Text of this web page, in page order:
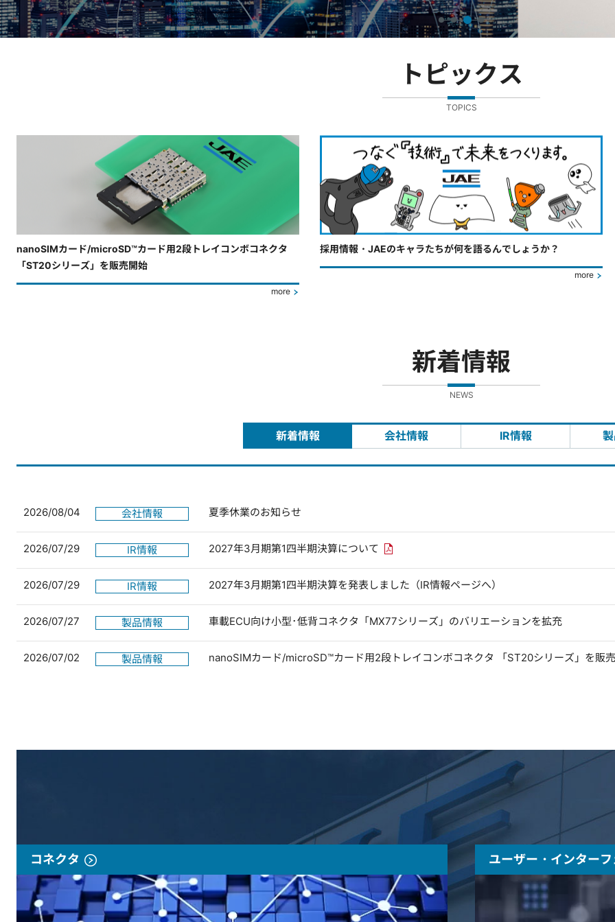
トピックス
TOPICS
nanoSIMカード/microSD™カード用2段トレイコンボコネクタ
「ST20シリーズ」を販売開始
more
採用情報・JAEのキャラたちが何を語るんでしょうか？
more
新着情報
NEWS
新着情報 会社情報 IR情報
2026/08/04 会社情報 夏季休業のお知らせ
2026/07/29 IR情報 2027年3月期第1四半期決算について PDFリンクを新しいウィンドウで開きます
2026/07/29 IR情報 2027年3月期第1四半期決算を発表しました（IR情報ページへ）
2026/07/27 製品情報 車載ECU向け小型･低背コネクタ「MX77シリーズ」のバリエーションを拡充
2026/07/02 製品情報 nanoSIMカード/microSD™カード用2段トレイコンボコネクタ 「ST20シリーズ」を販
コネクタ ユーザー・インター